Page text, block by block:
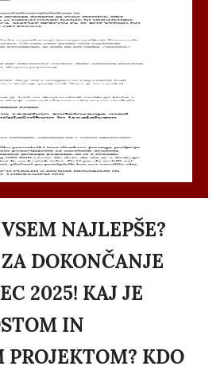
NAJLEPŠE?
DOKONČANJE
2025! KAJ JE
IN
KDO